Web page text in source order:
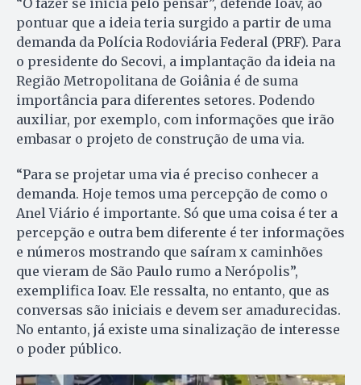
“O fazer se inicia pelo pensar”, defende Ioav, ao
pontuar que a ideia teria surgido a partir de uma
demanda da Polícia Rodoviária Federal (PRF). Para
o presidente do Secovi, a implantação da ideia na
Região Metropolitana de Goiânia é de suma
importância para diferentes setores. Podendo
auxiliar, por exemplo, com informações que irão
embasar o projeto de construção de uma via.
“Para se projetar uma via é preciso conhecer a
demanda. Hoje temos uma percepção de como o
Anel Viário é importante. Só que uma coisa é ter a
percepção e outra bem diferente é ter informações
e números mostrando que saíram x caminhões
que vieram de São Paulo rumo a Nerópolis”,
exemplifica Ioav. Ele ressalta, no entanto, que as
conversas são iniciais e devem ser amadurecidas.
No entanto, já existe uma sinalização de interesse
o poder público.